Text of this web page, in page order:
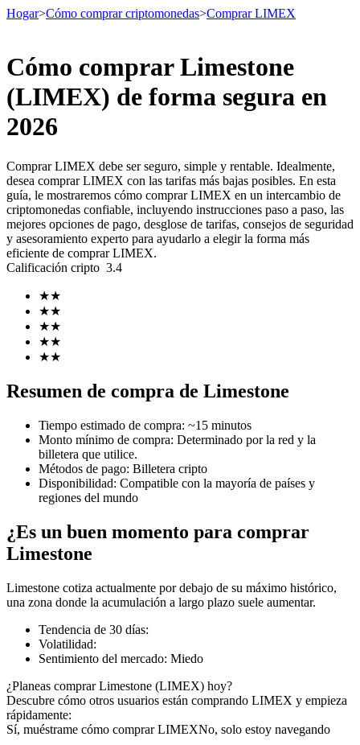
Futuros
Futuros del USDT
Futuros que utilizan USDT como garantía
Futuros COIN-M
Futuros de criptomonedas
Derivados de acciones, divisas, metales preciosos y materias
primas
Futuros del USDC
Hogar>Cómo comprar criptomonedas>Comprar LIMEX
Cómo comprar Limestone
(LIMEX) de forma segura en
2026
Comprar LIMEX debe ser seguro, simple y rentable. Idealmente,
desea comprar LIMEX con las tarifas más bajas posibles. En esta
guía, le mostraremos cómo comprar LIMEX en un intercambio de
criptomonedas confiable, incluyendo instrucciones paso a paso, las
mejores opciones de pago, desglose de tarifas, consejos de seguridad
y asesoramiento experto para ayudarlo a elegir la forma más
eficiente de comprar LIMEX.
Calificación cripto 3.4
★★
★★
★★
★★
★★
Resumen de compra de Limestone
Tiempo estimado de compra: ~15 minutos
Monto mínimo de compra: Determinado por la red y la
billetera que utilice.
Métodos de pago: Billetera cripto
Disponibilidad: Compatible con la mayoría de países y
regiones del mundo
¿Es un buen momento para comprar
Limestone
Limestone cotiza actualmente por debajo de su máximo histórico,
una zona donde la acumulación a largo plazo suele aumentar.
Tendencia de 30 días:
Volatilidad:
Sentimiento del mercado: Miedo
¿Planeas comprar Limestone (LIMEX) hoy?
Descubre cómo otros usuarios están comprando LIMEX y empieza
rápidamente:
Sí, muéstrame cómo comprar LIMEXNo, solo estoy navegando